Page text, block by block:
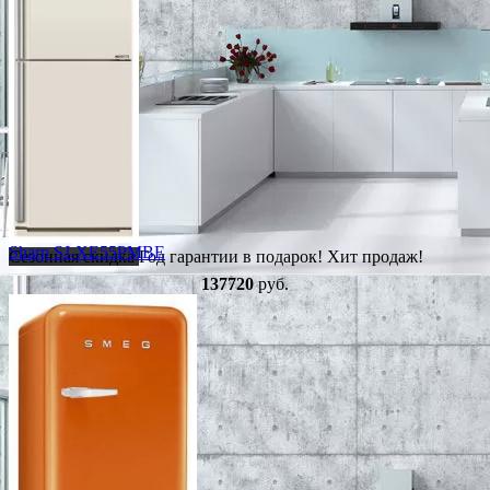
Сезонная скидкаГод гарантии в подарок! Хит продаж!
Sharp SJ-XE55PMBE
137720руб.